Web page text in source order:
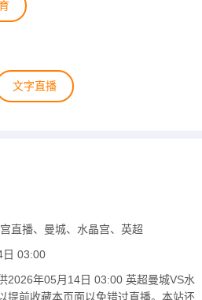
文字直播
直播、曼城、水晶宫、英超
日 03:00
2026年05月14日 03:00 英超曼城VS水
提前收藏本页面以免错过直播。本站还